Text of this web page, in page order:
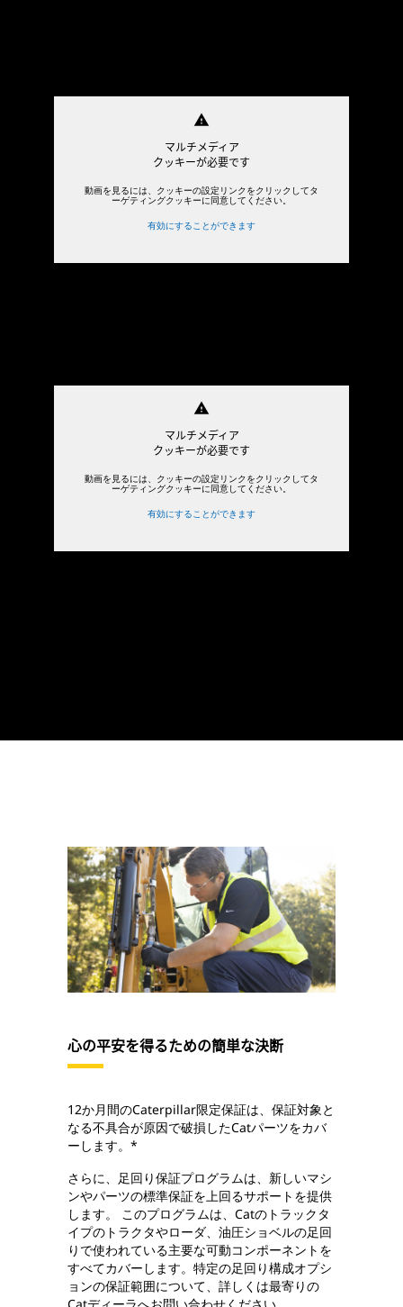
warning
マルチメディア
クッキーが必要です
動画を見るには、クッキーの設定リンクをクリックしてタ
ーゲティングクッキーに同意してください。
有効にすることができます
warning
マルチメディア
クッキーが必要です
動画を見るには、クッキーの設定リンクをクリックしてタ
ーゲティングクッキーに同意してください。
有効にすることができます
心の平安を得るための簡単な決断
12か月間のCaterpillar限定保証は、保証対象と
なる不具合が原因で破損したCatパーツをカバ
ーします。*
さらに、足回り保証プログラムは、新しいマシ
ンやパーツの標準保証を上回るサポートを提供
します。 このプログラムは、Catのトラックタ
イプのトラクタやローダ、油圧ショベルの足回
りで使われている主要な可動コンポーネントを
すべてカバーします。特定の足回り構成オプシ
ョンの保証範囲について、詳しくは最寄りの